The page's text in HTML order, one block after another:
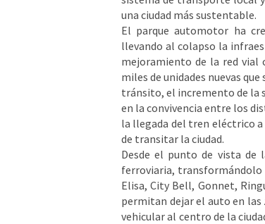
una ciudad más sustentable.
El parque automotor ha
llevando al colapso la
mejoramiento de la red vial
miles de unidades nuevas
tránsito, el incremento de la
en la convivencia entre los
la llegada del tren eléctrico
de transitar la ciudad.
Desde el punto de vista de
ferroviaria, transformándolo
Elisa, City Bell, Gonnet,
permitan dejar el auto en las
vehicular al centro de la